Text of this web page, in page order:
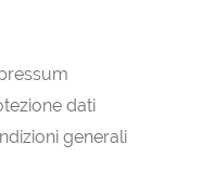
dati
generali